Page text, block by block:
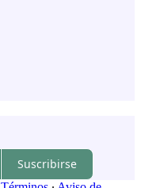
Suscribirse